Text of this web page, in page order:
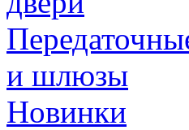
и шлюзы
Новинки